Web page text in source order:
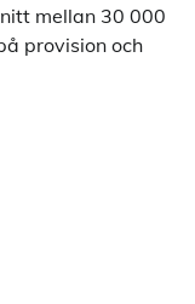
mellan 30 000
provision och